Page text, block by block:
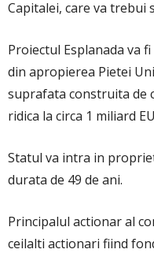
Capitalei, care va trebui
Proiectul Esplanada va
din apropierea Pietei
suprafata construita de
ridica la circa 1 miliard
Statul va intra in
durata de 49 de ani.
Principalul actionar al
ceilalti actionari fiind